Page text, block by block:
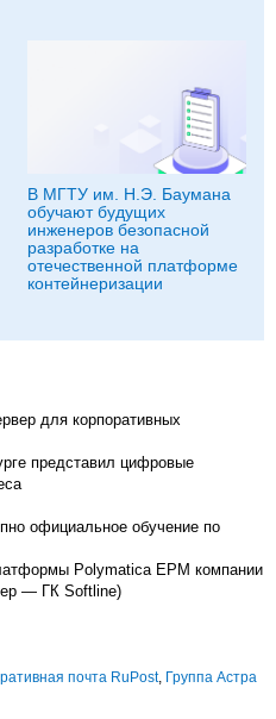
В МГТУ им. Н.Э. Баумана
обучают будущих
инженеров безопасной
разработке на
отечественной платформе
контейнеризации
для корпоративных
представил цифровые
официальное обучение по
Polymatica ЕРМ компании
— ГК Softline)
почта RuPost, Группа Астра